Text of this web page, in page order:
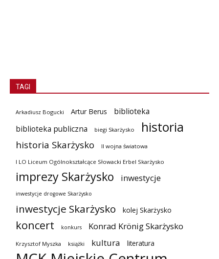
TAGI
Arkadiusz Bogucki Artur Berus
biblioteka
biblioteka publiczna
biegi Skarżysko historia
historia Skarżysko II wojna światowa
I LO Liceum Ogólnokształcące Słowacki Erbel Skarżysko
imprezy Skarżysko inwestycje
inwestycje drogowe Skarżysko
inwestycje Skarżysko kolej Skarżysko
koncert konkurs Konrad Krönig Skarżysko
Krzysztof Myszka książki kultura literatura